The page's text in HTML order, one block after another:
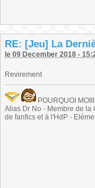
RE: [Jeu] La
le 09 December 2018 -
Revirement
POURQUOI
Alias Dr No - Membre de la
de fanfics et à l'HdP -